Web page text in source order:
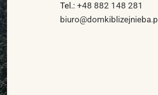
Tel.:+48 882 148 281
biuro@domkiblizejnieba.pl